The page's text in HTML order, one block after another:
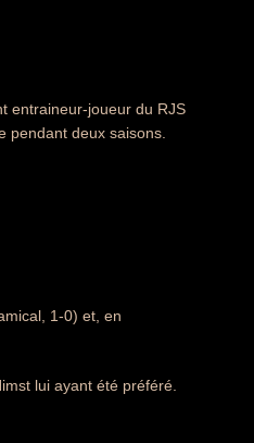
entraineur-joueur du RJS
pendant deux saisons.
1-0) et, en
lui ayant été préféré.